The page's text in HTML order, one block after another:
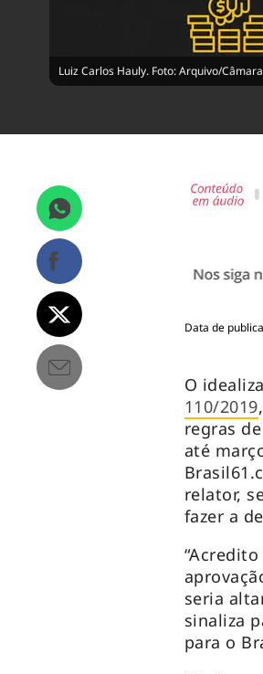
Luiz Carlos Hauly. Foto: Arquivo/
Data de
O
110/2019
regras
até
relator,
fazer a
seria
sinaliza
para o